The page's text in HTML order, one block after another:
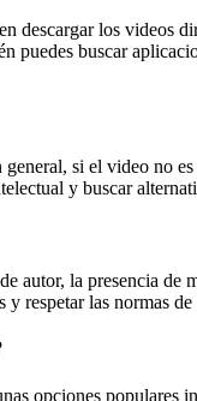
descargar los videos
buscar
si el video no
y buscar
autor, la presencia de
respetar las normas
opciones